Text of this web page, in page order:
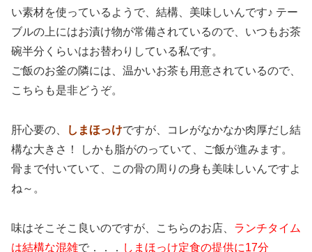
い素材を使っているようで、結構、美味しいんです♪ テー
ブルの上にはお漬け物が常備されているので、いつもお茶
碗半分くらいはお替わりしている私です。
ご飯のお釜の隣には、温かいお茶も用意されているので、
こちらも是非どうぞ。
肝心要の、 しまほっけですが、コレがなかなか肉厚だし結
構な大きさ！ しかも脂がのっていて、ご飯が進みます。
骨まで付いていて、この骨の周りの身も美味しいんですよ
ね～。
味はそこそこ良いのですが、こちらのお店、 ランチタイム
は結構な混雑で．．． しまほっけ定食の提供に17分